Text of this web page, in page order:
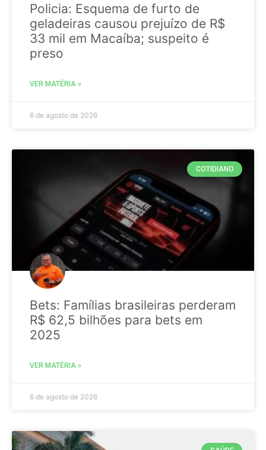
Policia: Esquema de furto de
geladeiras causou prejuízo de R$
33 mil em Macaíba; suspeito é
preso
VER MATÉRIA »
6 de agosto de 2026
COTIDIANO
Bets: Famílias brasileiras perderam
R$ 62,5 bilhões para bets em
2025
VER MATÉRIA »
6 de agosto de 2026